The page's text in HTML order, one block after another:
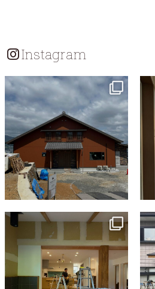
ョ Instagram
tomohouseinc
tomohouseinc